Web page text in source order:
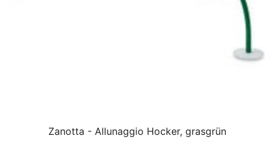
Zanotta - Allunaggio Hocker, grasgrün